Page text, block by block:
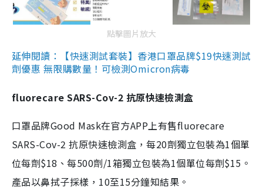
點擊圖片放大
延伸閱讀：【快速測試套裝】香港口罩品牌$19快速測試
劑優惠 無限購數量！可檢測Omicron病毒
fluorecare SARS-Cov-2 抗原快速檢測盒
口罩品牌Good Mask在官方APP上有售fluorecare
SARS-Cov-2 抗原快速檢測盒，每20劑獨立包裝為1個單
位每劑$18、每500劑/1箱獨立包裝為1個單位每劑$15。
產品以鼻拭子採樣，10至15分鐘知結果。